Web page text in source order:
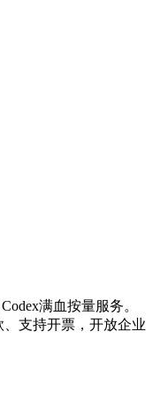
满血按量服务。
支持开票，开放企业